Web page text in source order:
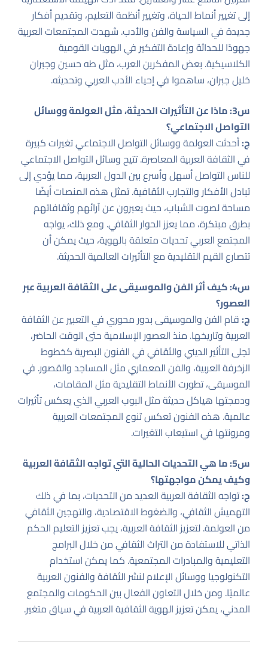
إلى تغيير أنماط الحياة، وتغيير أنظمة التعليم، وتقديم أفكار
جديدة في السياسة والفن والأدب. شهدت المجتمعات العربية
جهودًا للحداثة وإعادة التفكير في الهويات القومية
الكلاسيكية. بعض المفكرين العرب، مثل طه حسين وجبران
خليل جبران، ساهموا في إحياء الأدب العربي وتحديثه.
س3: ماذا عن التأثيرات الحديثة، مثل العولمة ووسائل
التواصل الاجتماعي؟
ج:أحدثت العولمة ووسائل التواصل الاجتماعي تغيرات كبيرة
في الثقافة العربية المعاصرة. تتيح وسائل التواصل الاجتماعي
للناس التواصل أسهل وأسرع بين الدول العربية، مما يؤدي إلى
تبادل الأفكار والتجارب الثقافية. تمثل هذه المنصات أيضًا
مساحة لصوت الشباب، حيث يعبرون عن آرائهم وثقافاتهم
بطرق مبتكرة، مما يعزز الحوار الثقافي. ومع ذلك، يواجه
المجتمع العربي تحديات متعلقة بالهوية، حيث يمكن أن
تتصارع القيم التقليدية مع التأثيرات العالمية الحديثة.
س4: كيف أثر الفن والموسيقى على الثقافة العربية عبر
العصور؟
ج:قام الفن والموسيقى بدور محوري في التعبير عن الثقافة
العربية وتاريخها. منذ العصور الإسلامية حتى الوقت الحاضر،
تجلى التأثير الديني والثقافي في الفنون البصرية كخطوط
الزخرفة العربية، والفن المعماري مثل المساجد والقصور. في
الموسيقى، تطورت الأنماط التقليدية مثل المقامات،
ودمجتها هياكل حديثة مثل البوب العربي الذي يعكس تأثيرات
عالمية. هذه الفنون تعكس تنوع المجتمعات العربية
ومرونتها في استيعاب التغيرات.
س5: ما هي التحديات الحالية التي تواجه الثقافة العربية
وكيف يمكن مواجهتها؟
ج:تواجه الثقافة العربية العديد من التحديات، بما في ذلك
التهميش الثقافي، والضغوط الاقتصادية، والتهجين الثقافي
من العولمة. لتعزيز الثقافة العربية، يجب تعزيز التعليم الحكم
الذاتي للاستفادة من التراث الثقافي من خلال البرامج
التعليمية والمبادرات المجتمعية. كما يمكن استخدام
التكنولوجيا ووسائل الإعلام لنشر الثقافة والفنون العربية
عالميًا. ومن خلال التعاون الفعال بين الحكومات والمجتمع
المدني، يمكن تعزيز الهوية الثقافية العربية في سياق متغير.